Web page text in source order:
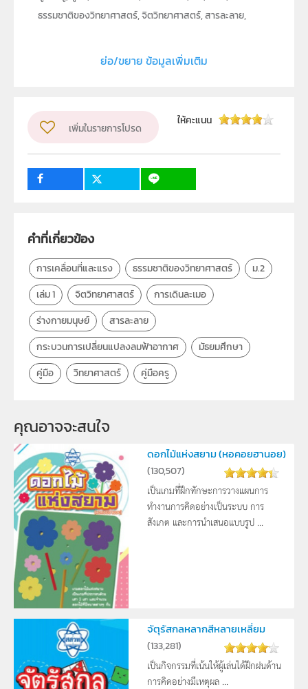
ธรรมชาติของวิทยาศาสตร์, จิตวิทยาศาสตร์, สารละลาย,
สถาบันส่งเสริมการสอนวิทยาศาสตร์และเทคโนโลยี (สสวท.)
สาขาวิทยาศาสตร์ภาคบังคับ
วิชา
วิทยาศาสตร์ทั่วไป
กลุ่มเป้าหมาย
ย่อ/ขยาย ข้อมูลเพิ่มเติม
เพิ่มในรายการโปรด
ให้คะแนน
คำที่เกี่ยวข้อง
การเคลื่อนที่และแรง ธรรมชาติของวิทยาศาสตร์
ม.2
เล่ม 1
จิตวิทยาศาสตร์
การเดินละเมอ
ร่างกายมนุษย์
สารละลาย
กระบวนการเปลี่ยนแปลงลมฟ้าอากาศ
มัธยมศึกษา
คู่มือ
วิทยาศาสตร์ คู่มือครู
คุณอาจจะสนใจ
ดอกไม้แห่งสยาม (หอคอยฮานอย)
(130,507)
เป็นเกมที่ฝึกทักษะการวางแผนการ
ทำงานการคิดอย่างเป็นระบบ การ
สังเกต และการนำเสนอแบบรูป ...
จัตุรัสกลหลากสีหลายเหลี่ยม
(133,281)
เป็นกิจกรรมที่เน้นให้ผู้เล่นได้ฝึกฝนด้าน
การคิดอย่างมีเหตุผล ...